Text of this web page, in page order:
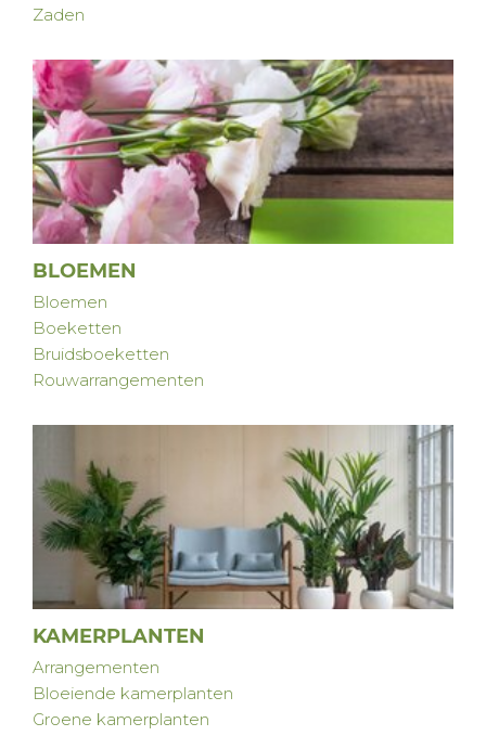
Zaden
BLOEMEN
Bloemen
Boeketten
Bruidsboeketten
Rouwarrangementen
KAMERPLANTEN
Arrangementen
Bloeiende kamerplanten
Groene kamerplanten